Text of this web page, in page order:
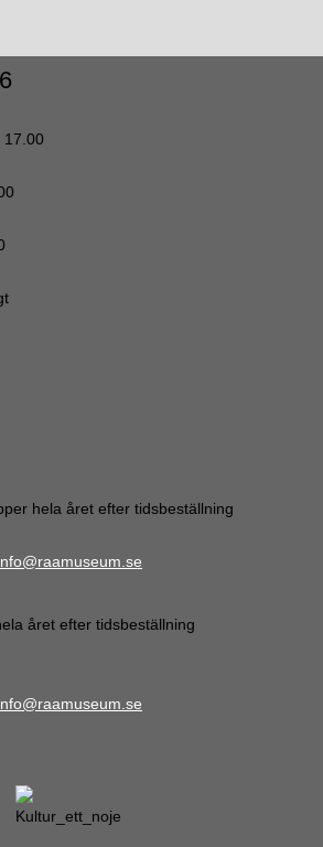
17.00
hela året efter tidsbeställning
året efter tidsbeställning